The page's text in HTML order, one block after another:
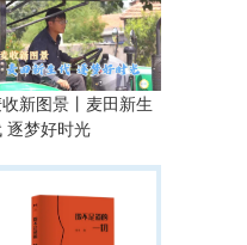
新图景丨麦田新生
逐梦好时光